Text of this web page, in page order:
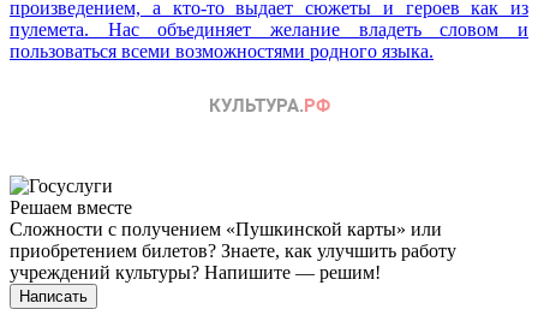
произведением, а кто-то выдает сюжеты и героев как из
пулемета. Нас объединяет желание владеть словом и
пользоваться всеми возможностями родного языка.
Решаем вместе
Сложности с получением «Пушкинской карты» или
приобретением билетов? Знаете, как улучшить работу
учреждений культуры? Напишите — решим!
Написать